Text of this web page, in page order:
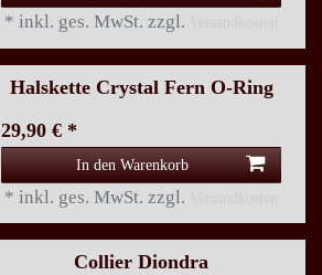
* inkl. ges. MwSt. zzgl.
Halskette Crystal Fern O-Ring
29,90 € *
In den Warenkorb
* inkl. ges. MwSt. zzgl.
Collier Diondra